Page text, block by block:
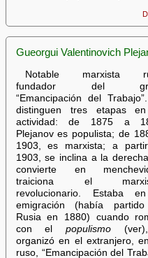
Gueorgui Valentinovich
Notable marxista
fundador del
“Emancipación del
distinguen tres etapas
actividad: de 1875 a
Plejanov es populista; de
1903, es marxista; a
1903, se inclina a la
convierte en
traiciona el
revolucionario. Estaba
emigración (había
Rusia en 1880) cuando
con elpopulismo
organizó en el extranjero,
ruso, “Emancipación del